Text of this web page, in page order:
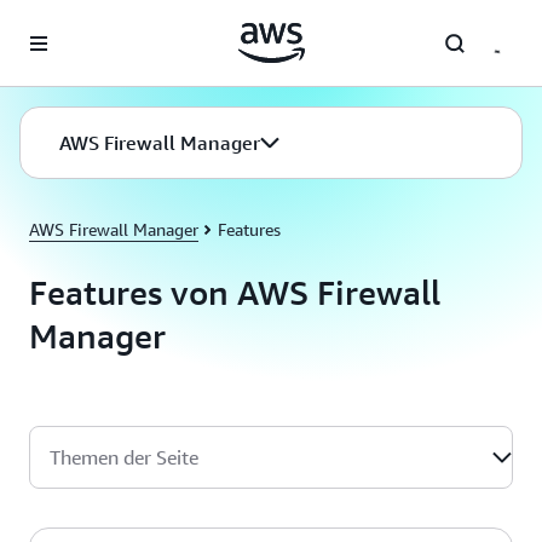
Überspringen zum Hauptinhalt
AWS Firewall Manager
AWS Firewall Manager Features
Features von AWS Firewall
Manager
Themen der Seite